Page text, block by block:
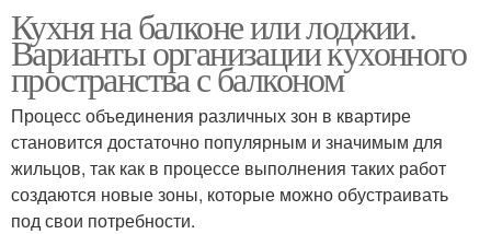
Кухня на балконе или лоджии.
Варианты организации кухонного
пространства с балконом
Процесс объединения различных зон в квартире
становится достаточно популярным и значимым для
жильцов, так как в процессе выполнения таких работ
создаются новые зоны, которые можно обустраивать
под свои потребности.